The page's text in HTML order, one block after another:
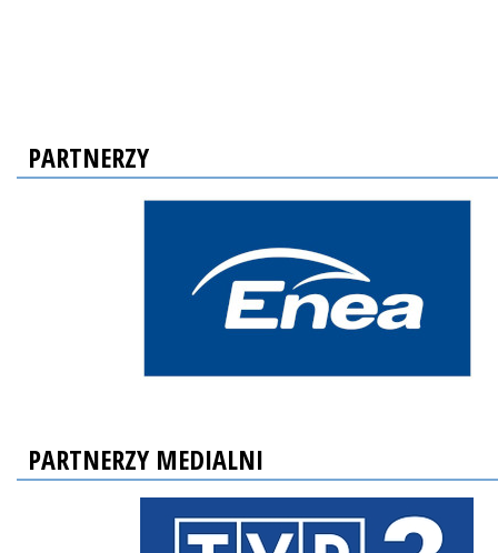
PARTNERZY
PARTNERZY MEDIALNI